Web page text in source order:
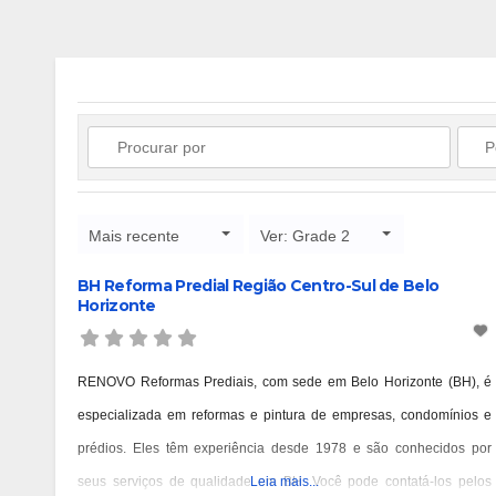
Mais recente Ver: Grade 2
BH Reforma Predial Região Centro-Sul de Belo
Horizonte
RENOVO Reformas Prediais, com sede em Belo Horizonte (BH), é
especializada em reformas e pintura de empresas, condomínios e
prédios. Eles têm experiência desde 1978 e são conhecidos por
seus serviços de qualidade em BH. Você pode contatá-los pelos
Leia mais...